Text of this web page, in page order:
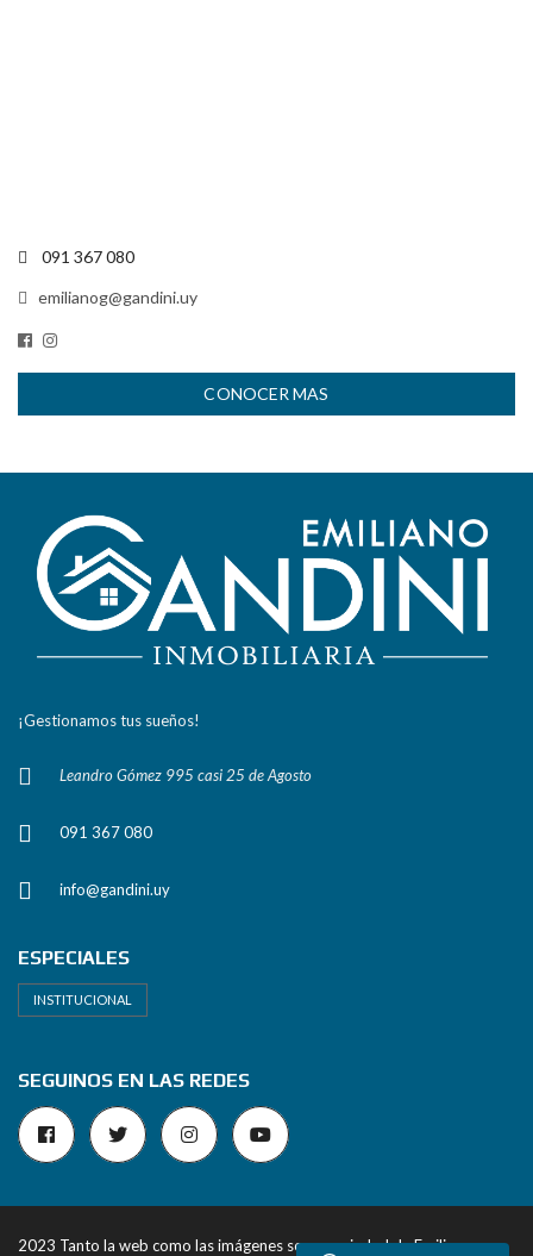
091 367 080
emilianog@gandini.uy
CONOCER MAS
¡Gestionamos tus sueños!
Leandro Gómez 995 casi 25 de Agosto
091 367 080
info@gandini.uy
ESPECIALES
INSTITUCIONAL
SEGUINOS EN LAS REDES
2023 Tanto la web como las imágenes son propiedad de Emiliano